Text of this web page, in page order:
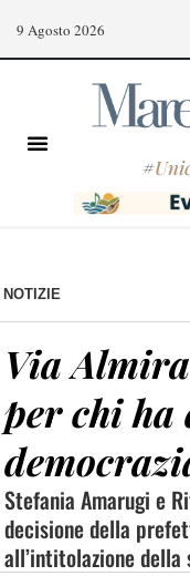
9 Agosto 2026
#
NOTIZIE
Via
per chi
Stefania Amarugi e
decisione della
all’intitolazione